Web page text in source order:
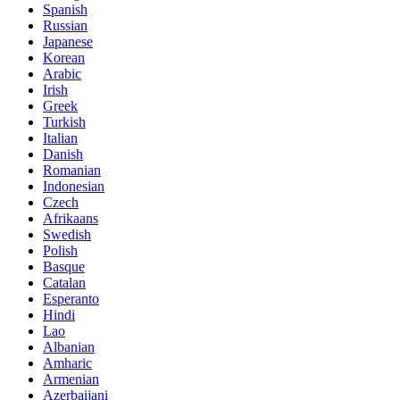
Spanish
Russian
Japanese
Korean
Arabic
Irish
Greek
Turkish
Italian
Danish
Romanian
Indonesian
Czech
Afrikaans
Swedish
Polish
Basque
Catalan
Esperanto
Hindi
Lao
Albanian
Amharic
Armenian
Azerbaijani